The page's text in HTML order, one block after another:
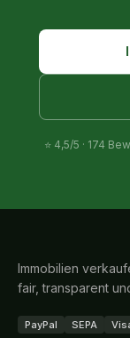
⭐ 4,5/5 · 174
Immobilien
fair, transparent
PayPal SEPA